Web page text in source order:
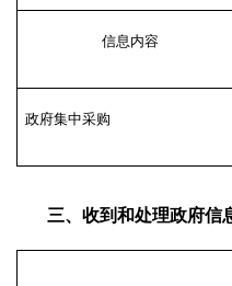
信息内容
政府集中采购
三、收到和处理政府信